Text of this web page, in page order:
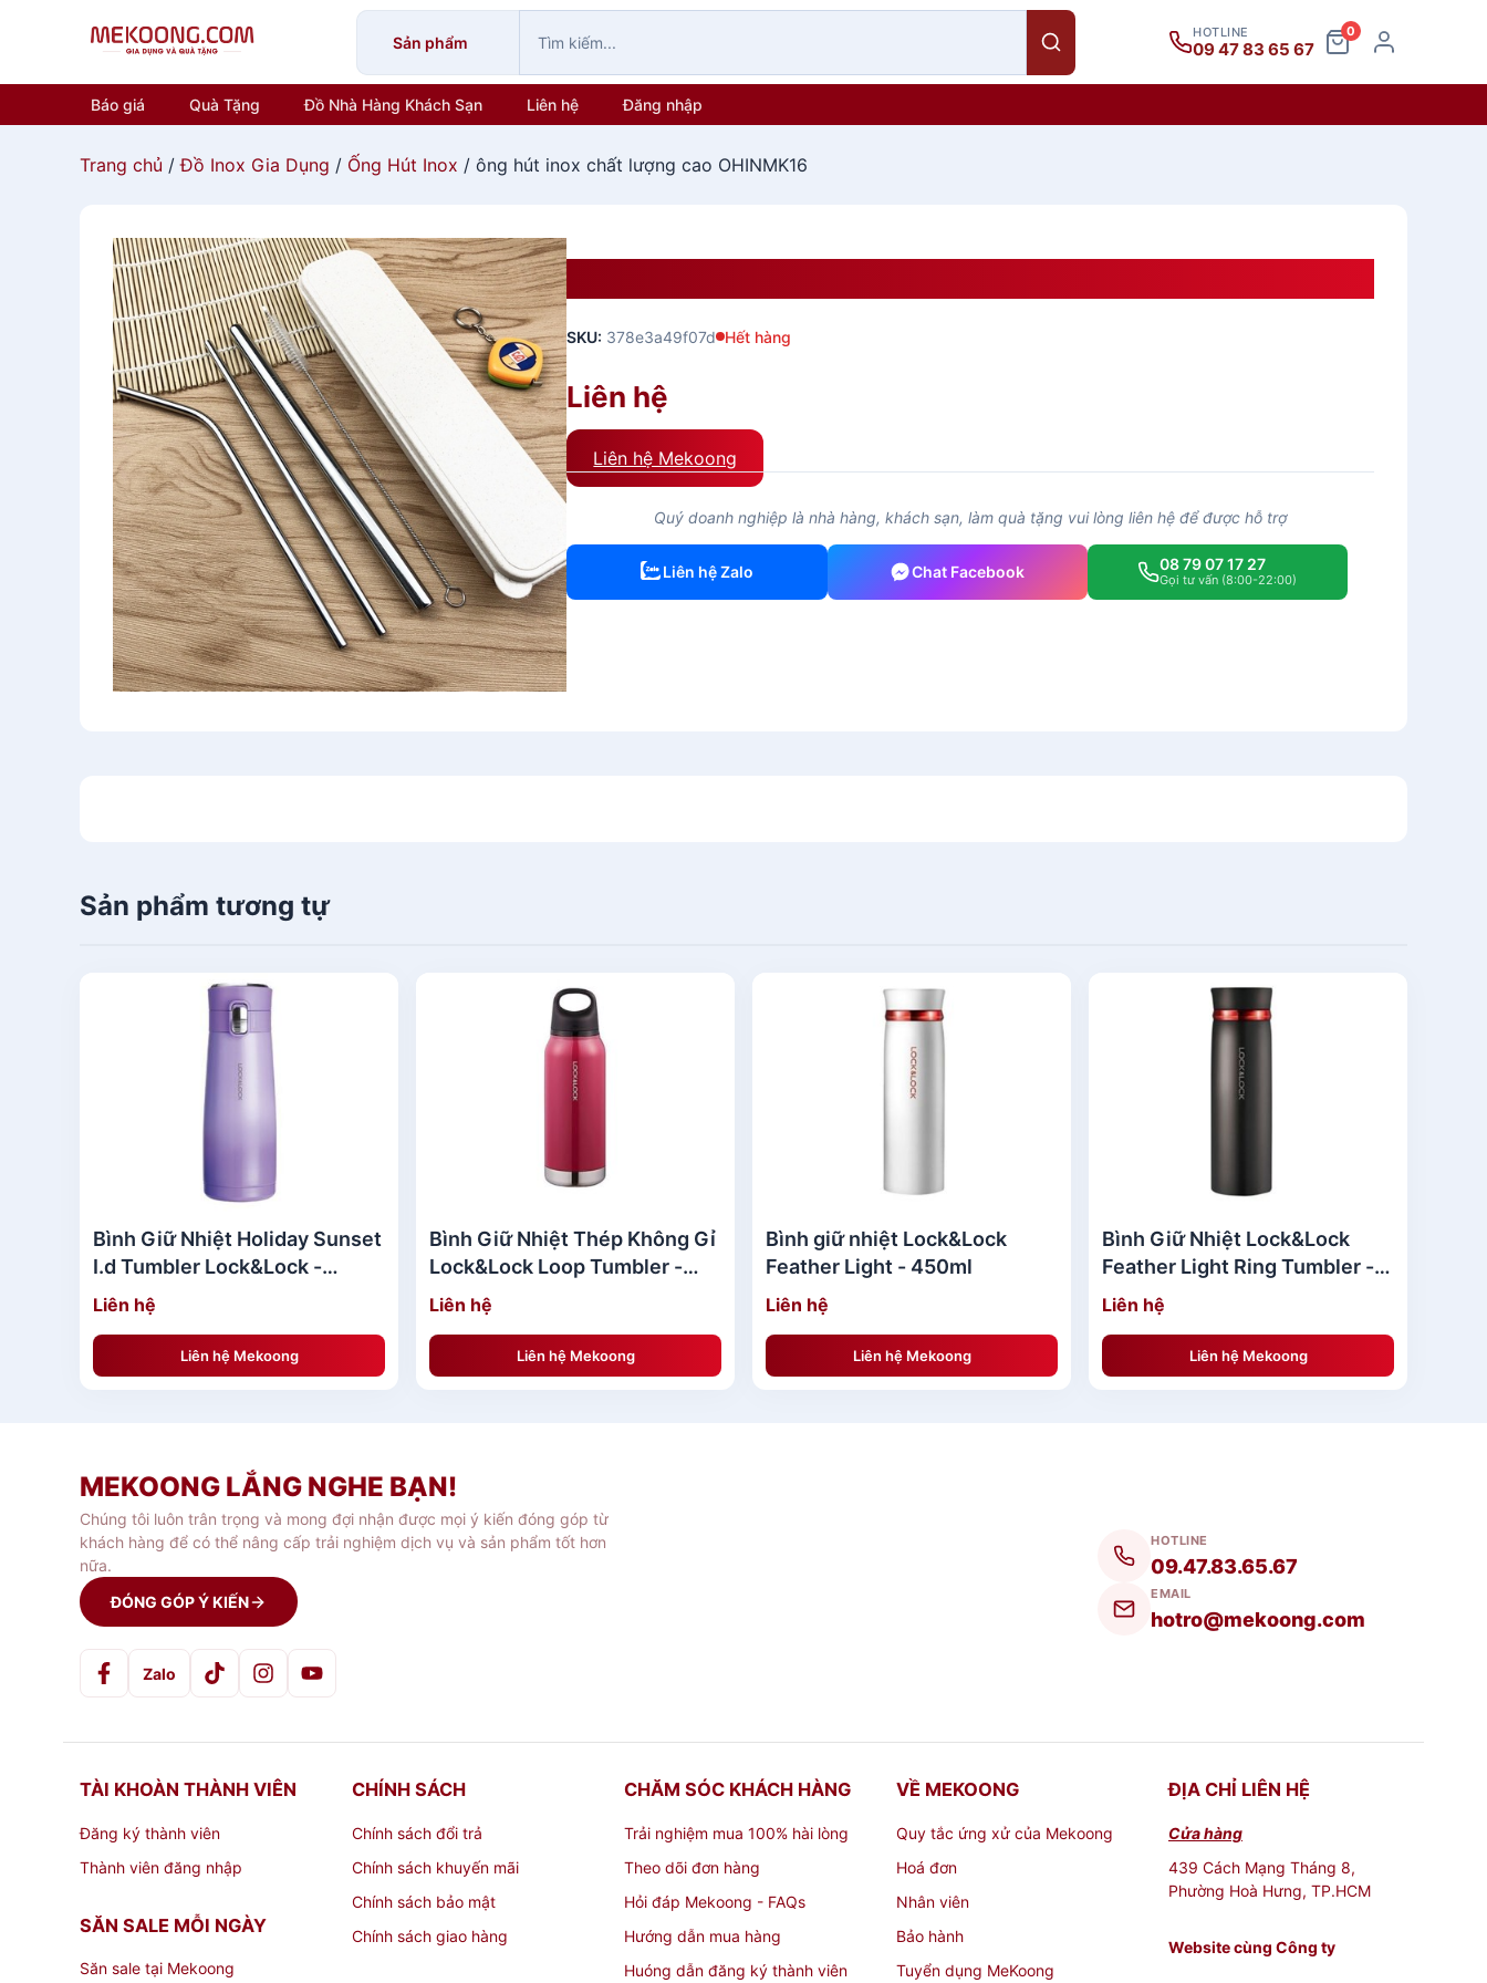
Sản phẩm
HOTLINE
09 47 83 65 67
0
Báo giá Quà Tặng Đồ Nhà Hàng Khách Sạn Liên hệ Đăng nhập
Trang chủ /Đồ Inox Gia Dụng / Ống Hút Inox / ông hút inox chất lượng cao OHINMK16
SKU: 378e3a49f07d Hết hàng
Liên hệ
Liên hệ Mekoong
Quý doanh nghiệp là nhà hàng, khách sạn, làm quà tặng vui lòng liên hệ để được hỗ trợ
Liên hệ Zalo Chat Facebook 08 79 07 17 27
Gọi tư vấn (8:00-22:00)
Sản phẩm tương tự
Bình Giữ Nhiệt Holiday Sunset
I.d Tumbler Lock&Lock -
450ml
Liên hệ
Liên hệ Mekoong
Bình Giữ Nhiệt Thép Không Gỉ
Lock&Lock Loop Tumbler -
530ml
Liên hệ
Liên hệ Mekoong
Bình giữ nhiệt Lock&Lock
Feather Light - 450ml
Liên hệ
Liên hệ Mekoong
Bình Giữ Nhiệt Lock&Lock
Feather Light Ring Tumbler -
450ml
Liên hệ
Liên hệ Mekoong
MEKOONG LẮNG NGHE BẠN!
Chúng tôi luôn trân trọng và mong đợi nhận được mọi ý kiến đóng góp từ
khách hàng để có thể nâng cấp trải nghiệm dịch vụ và sản phẩm tốt hơn
nữa.
ĐÓNG GÓP Ý KIẾN
Zalo
HOTLINE
09.47.83.65.67
EMAIL
hotro@mekoong.com
TÀI KHOÀN THÀNH VIÊN
Đăng ký thành viên
Thành viên đăng nhập
SĂN SALE MỖI NGÀY
Săn sale tại Mekoong
CHÍNH SÁCH
Chính sách đổi trả
Chính sách khuyến mãi
Chính sách bảo mật
Chính sách giao hàng
CHĂM SÓC KHÁCH HÀNG
Trải nghiệm mua 100% hài lòng
Theo dõi đơn hàng
Hỏi đáp Mekoong - FAQs
Hướng dẫn mua hàng
Huóng dẫn đăng ký thành viên
VỀ MEKOONG
Quy tắc ứng xử của Mekoong
Hoá đơn
Nhân viên
Bảo hành
Tuyển dụng MeKoong
ĐỊA CHỈ LIÊN HỆ
Cửa hàng
439 Cách Mạng Tháng 8,
Phường Hoà Hưng, TP.HCM
Website cùng Công ty